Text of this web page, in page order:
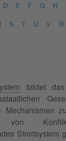
D E F G H
S T U V W
bildet das
Mechanismen
von
Streitsystem